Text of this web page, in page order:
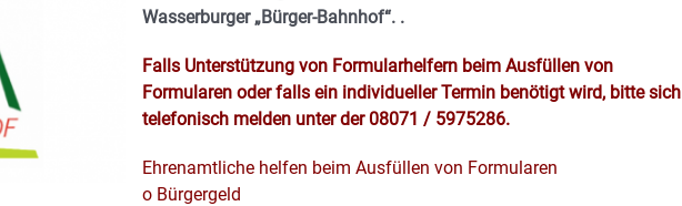
Wasserburger „Bürger-Bahnhof“. .
Falls Unterstützung von Formularhelfern beim Ausfüllen von
Formularen oder falls ein individueller Termin benötigt wird, bitte sich
telefonisch melden unter der 08071 / 5975286.
Ehrenamtliche helfen beim Ausfüllen von Formularen
o Bürgergeld